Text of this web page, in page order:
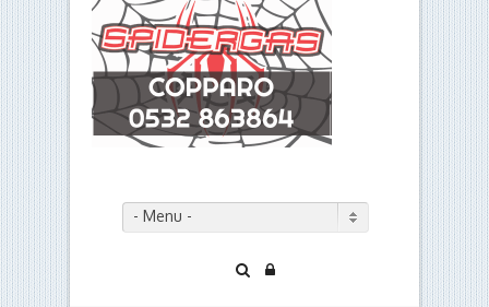
- Menu -